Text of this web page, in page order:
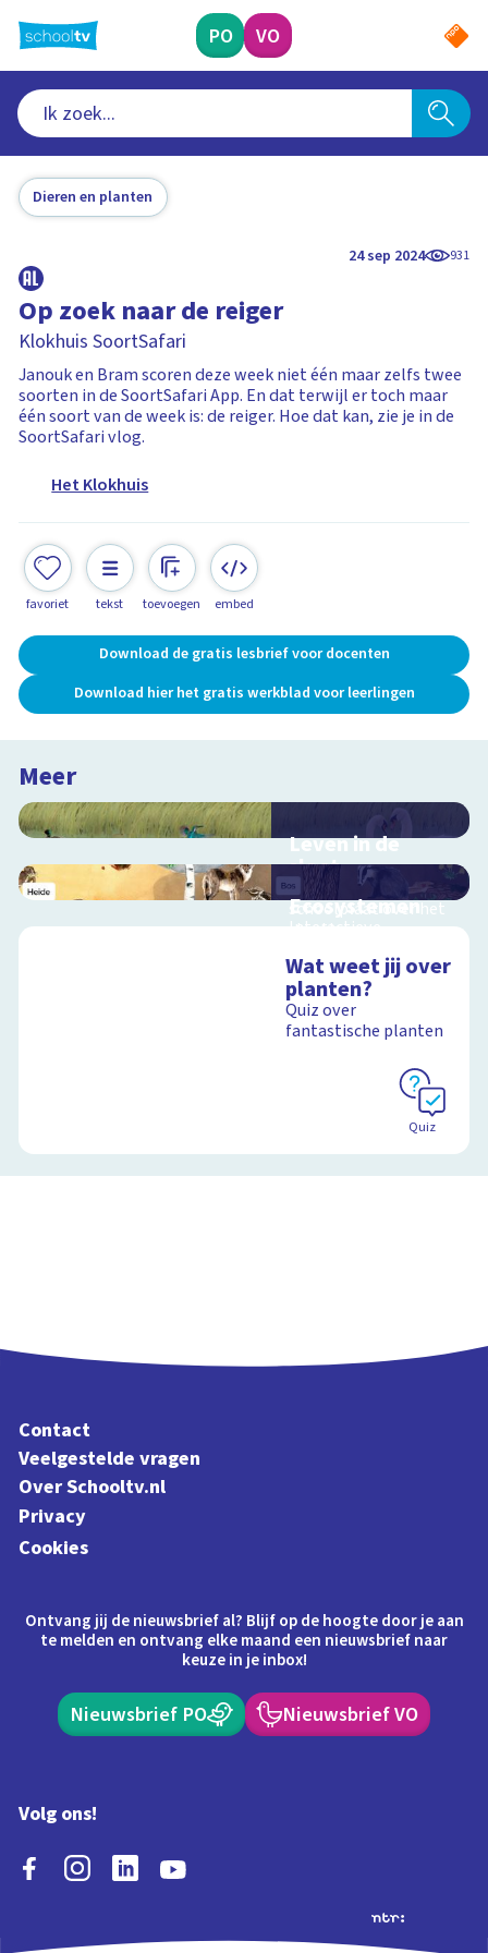
naar
hoofdinhoud
PO VO
Dieren en planten
24 sep 2024 931
Op zoek naar de reiger
Klokhuis SoortSafari
Janouk en Bram scoren deze week niet één maar zelfs twee
soorten in de SoortSafari App. En dat terwijl er toch maar
één soort van de week is: de reiger. Hoe dat kan, zie je in de
SoortSafari vlog.
Het Klokhuis
favoriet tekst toevoegen embed
Download de gratis lesbrief voor docenten
Download hier het gratis werkblad voor leerlingen
Meer
Leven in de
sloot
Interactieve
schoolplaat over het
slootleven
Ecosystemen
Interactieve
Veluwe
Wat weet jij over
planten?
Quiz over
fantastische planten
Quiz
Contact
Veelgestelde vragen
Over Schooltv.nl
Privacy
Cookies
Ontvang jij de nieuwsbrief al? Blijf op de hoogte door je aan
te melden en ontvang elke maand een nieuwsbrief naar
keuze in je inbox!
Nieuwsbrief PO Nieuwsbrief VO
Volg ons!